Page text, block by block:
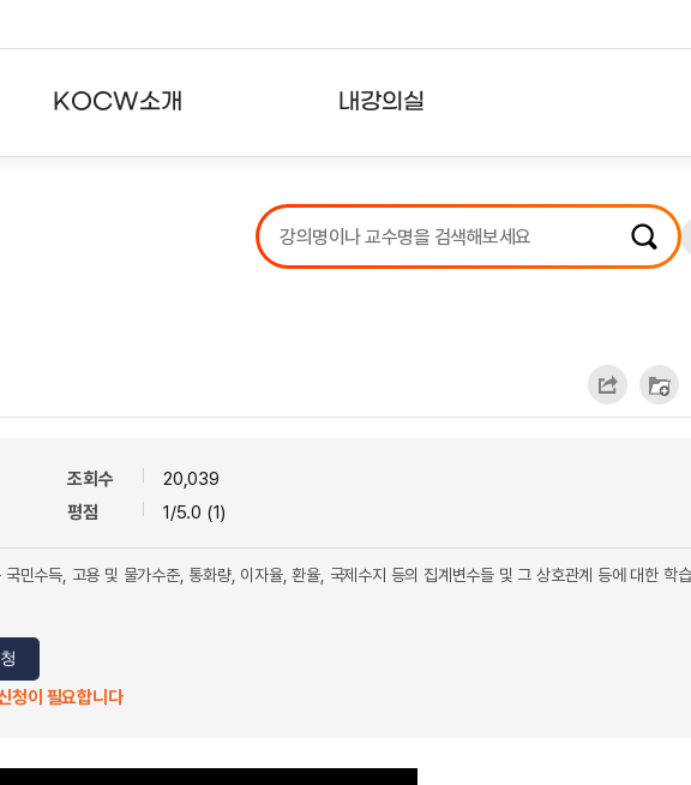
KOCW소개 내강의실
강의리스트
수강확인증강의
조회수
20,039
평점
1/5.0 (1)
민수득, 고용 및 물가수준, 통화량, 이자율, 환율, 국제수지 등의 집계변수들 및 그 상호관계 등에 대한 학
청이 필요합니다